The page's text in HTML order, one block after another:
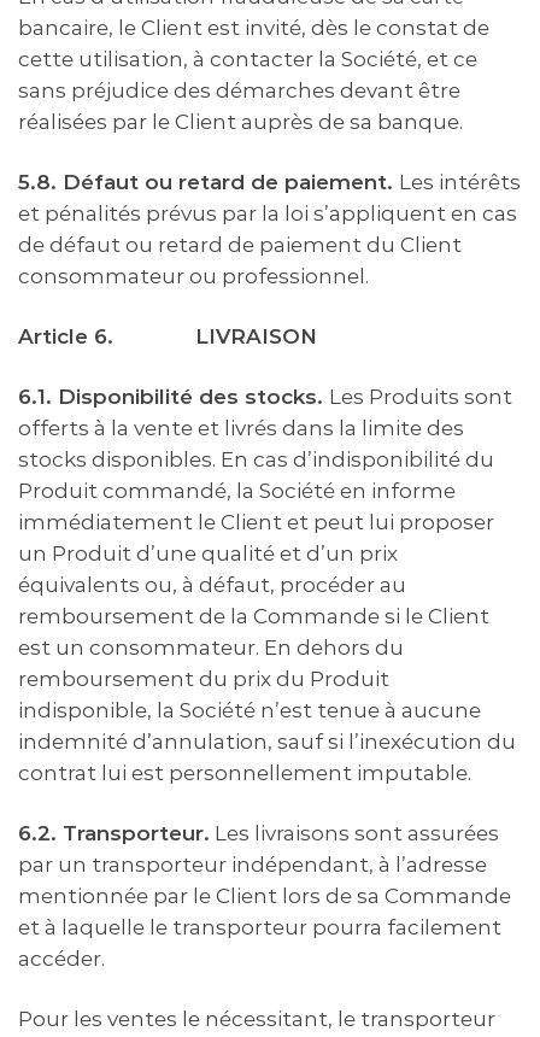
bancaire, le Client est invité, dès le constat de
cette utilisation, à contacter la Société, et ce
sans préjudice des démarches devant être
réalisées par le Client auprès de sa banque.
5.8. Défaut ou retard de paiement. Les intérêts
et pénalités prévus par la loi s’appliquent en cas
de défaut ou retard de paiement du Client
consommateur ou professionnel.
Article 6. LIVRAISON
6.1. Disponibilité des stocks. Les Produits sont
offerts à la vente et livrés dans la limite des
stocks disponibles. En cas d’indisponibilité du
Produit commandé, la Société en informe
immédiatement le Client et peut lui proposer
un Produit d’une qualité et d’un prix
équivalents ou, à défaut, procéder au
remboursement de la Commande si le Client
est un consommateur. En dehors du
remboursement du prix du Produit
indisponible, la Société n’est tenue à aucune
indemnité d’annulation, sauf si l’inexécution du
contrat lui est personnellement imputable.
6.2. Transporteur. Les livraisons sont assurées
par un transporteur indépendant, à l’adresse
mentionnée par le Client lors de sa Commande
et à laquelle le transporteur pourra facilement
accéder.
Pour les ventes le nécessitant, le transporteur